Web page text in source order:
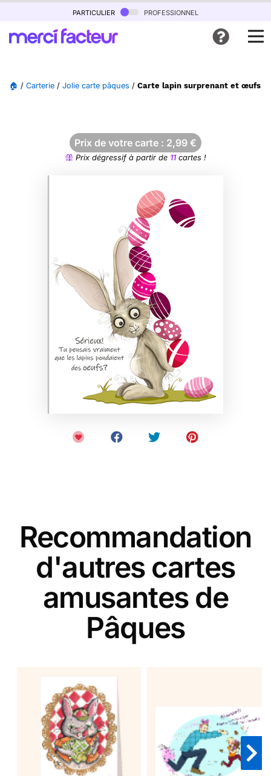
particulier professionnel
🏠 / Carterie / Jolie carte pâques / Carte lapin surprenant et œufs
Prix de votre carte : 2,99 €
Prix dégressif à partir de 11cartes !
Recommandation
d'autres cartes
amusantes de
Pâques